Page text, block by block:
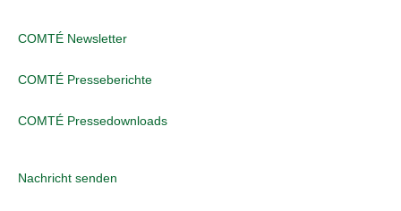
COMTÉ Newsletter
COMTÉ Presseberichte
COMTÉ Pressedownloads
Nachricht senden